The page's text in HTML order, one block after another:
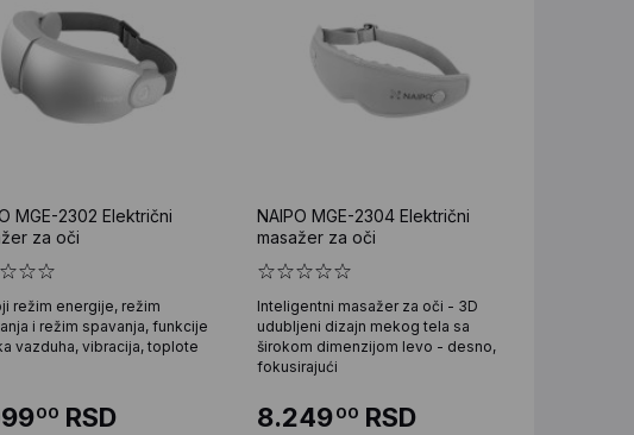
MGE-2302 Električni
za oči
režim energije, režim
i režim spavanja, funkcije
vazduha, vibracija, toplote
00 RSD
NAIPO MGE-2304 Električni
masažer za oči
Inteligentni masažer za oči - 3D
udubljeni dizajn mekog tela sa
širokom dimenzijom levo - desno,
fokusirajući
8.24900 RSD